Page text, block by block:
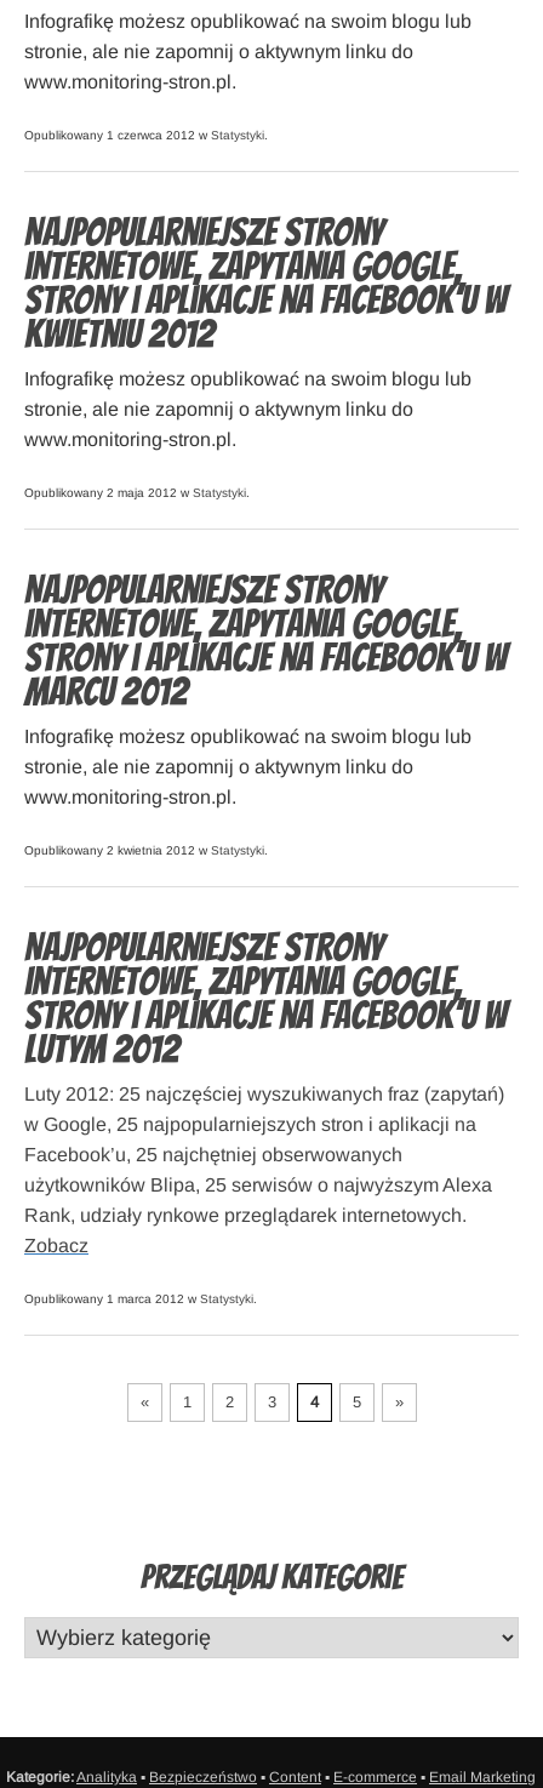
Infografikę możesz opublikować na swoim blogu lub
stronie, ale nie zapomnij o aktywnym linku do
www.monitoring-stron.pl.
Opublikowany 1 czerwca 2012 w Statystyki
Najpopularniejsze strony
internetowe, zapytania Google,
strony i aplikacje na Facebook’u w
kwietniu 2012
Infografikę możesz opublikować na swoim blogu lub
stronie, ale nie zapomnij o aktywnym linku do
www.monitoring-stron.pl.
Opublikowany 2 maja 2012 w Statystyki
Najpopularniejsze strony
internetowe, zapytania Google,
strony i aplikacje na Facebook’u w
marcu 2012
Infografikę możesz opublikować na swoim blogu lub
stronie, ale nie zapomnij o aktywnym linku do
www.monitoring-stron.pl.
Opublikowany 2 kwietnia 2012 w Statystyki
Najpopularniejsze strony
internetowe, zapytania Google,
strony i aplikacje na Facebook’u w
lutym 2012
Luty 2012: 25 najczęściej wyszukiwanych fraz (zapytań)
w Google, 25 najpopularniejszych stron i aplikacji na
Facebook’u, 25 najchętniej obserwowanych
użytkowników Blipa, 25 serwisów o najwyższym Alexa
Rank, udziały rynkowe przeglądarek internetowych.
Zobacz
Opublikowany 1 marca 2012 w Statystyki
« 1 2 3 4 5 »
Przeglądaj Kategorie
Kategorie:Analityka ▪ Bezpieczeństwo ▪ Content▪ E-commerce ▪ Email Marketing